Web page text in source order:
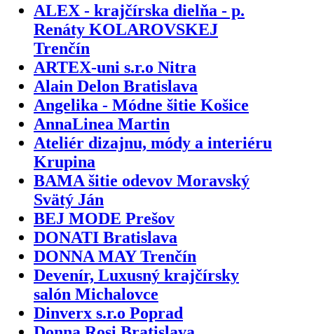
ALEX - krajčírska dielňa - p.
Renáty KOLAROVSKEJ
Trenčín
ARTEX-uni s.r.o Nitra
Alain Delon Bratislava
Angelika - Módne šitie Košice
AnnaLinea Martin
Ateliér dizajnu, módy a interiéru
Krupina
BAMA šitie odevov Moravský
Svätý Ján
BEJ MODE Prešov
DONATI Bratislava
DONNA MAY Trenčín
Devenír, Luxusný krajčírsky
salón Michalovce
Dinverx s.r.o Poprad